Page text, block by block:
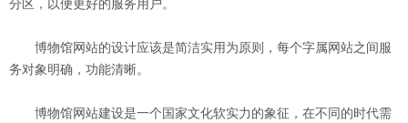
分区，以便更好的服务用户。
博物馆网站的设计应该是简洁实用为原则，每个字属网站之间服
务对象明确，功能清晰。
博物馆网站建设是一个国家文化软实力的象征，在不同的时代需